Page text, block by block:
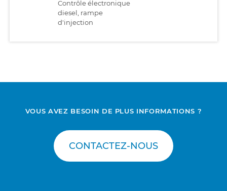
Contrôle électronique
diesel, rampe
d'injection
VOUS AVEZ BESOIN DE PLUS INFORMATIONS ?
CONTACTEZ-NOUS